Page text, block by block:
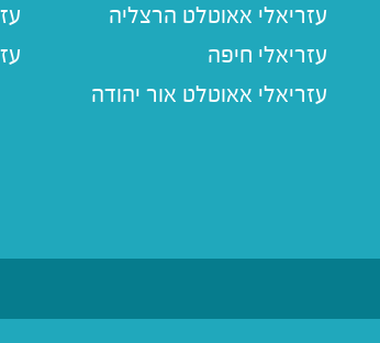
עזריאלי אאוטלט הרצליה
עזריאלי חיפה
עזריאלי אאוטלט אור יהודה